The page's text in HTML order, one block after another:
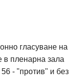
гласуване на
в пленарна зала
- "против" и без